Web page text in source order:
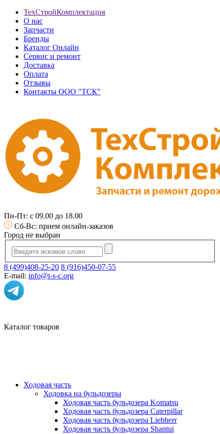
ТехСтройКомплектация
О нас
Запчасти
Бренды
Каталог Онлайн
Сервис и ремонт
Доставка
Оплата
Отзывы
Контакты ООО "ТСК"
Пн-Пт: с 09.00 до 18.00
Сб-Вс: прием онлайн-заказов
Город не выбран
8 (499)408-25-20 8 (916)450-07-55
E-mail: info@t-s-c.org
Каталог товаров
Ходовая часть
Ходовка на бульдозеры
Ходовая часть бульдозера Komatsu
Ходовая часть бульдозера Caterpillar
Ходовая часть бульдозера Liebherr
Ходовая часть бульдозера Shantui